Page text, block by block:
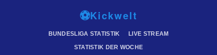
⚽Kickwelt
BUNDESLIGA STATISTIK LIVE STREAM
STATISTIK DER WOCHE